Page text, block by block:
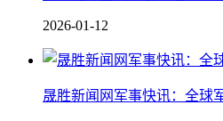
2026-01-12
晟胜新闻网军事快讯：全球